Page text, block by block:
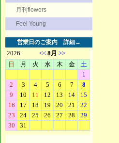
月刊flowers
Feel Young
営業日のご案内 詳細→